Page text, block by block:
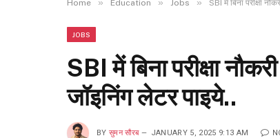
Home » Education » Jobs » SBI में बिना परीक्षा
JOBS
SBI में बिना परीक्षा
जॉइनिंग लेटर पाइये..
BY सुमन सौरब JANUARY 5, 2025 9:13 AM